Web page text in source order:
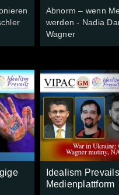
Abnorm – wenn
werden - Nadia
Wagner
Idealism
Medienplattform